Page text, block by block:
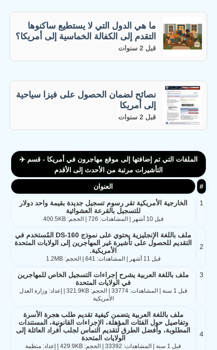
ما هي الدول التي لا يستطيع ساكنوها
التقدم إلى الكفالة الخماسية إلى أمريكا؟
قبل 2 سنوات
نصائح لضمان الحصول على فيزا سياحية
إلى أمريكا
قبل 2 سنوات
الملفات التي تم إضافتها إلى موقع مهاجرون في أمريكا - قسم ✈️
التأشيرات مرتبة من الأحدث إلى الأقدم
# العنوان
1
الخارجية الأمريكية تقر رسوم تسجيل جديدة بقيمة واحد دولار
للتسجيل بالقرعة العشوائية
قبل 10 أشهر | المشاهدات: 726 | الحجم: 400.5KB
2
ملف باللغة الإنجليزية يحتوي على نموذج DS-160 المُستخدم في
التقديم للحصول على تأشيرة غير المهاجرين إلى الولايات المتحدة
الأمريكية.
قبل 11 أشهر | المشاهدات: 641 | الحجم: 1.2MB
3
ملف باللغة العربية يشرح إجراءات التسجيل الخاص للمهاجرين
في الولايات المتحدة
قبل 1 سنة | المشاهدات: 33774 | الحجم: 321.9KB | إعداد: وزارة العدل
الأمريكية
4
ملف باللغة العربية يتضمن كيفية تقديم طلب هجرة الأسرة
وتفاصيل حول الفئات المؤهلة، الإجراءات القانونية، المستندات
المطلوبة، وأفضل الطرق لتقديم التماس لجلب أفراد العائلة إلى
الولايات المتحدة
قبل 1 سنة | المشاهدات: 33392 | الحجم: 429.9KB | إعداد: منظمة